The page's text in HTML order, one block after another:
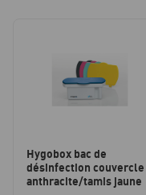
Hygobox bac de
désinfection couvercle
anthracite/tamis jaune